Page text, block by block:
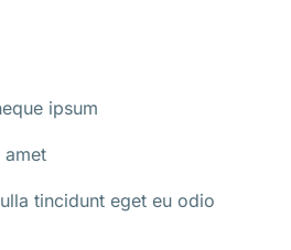
ipsum
amet
tincidunt eget eu odio